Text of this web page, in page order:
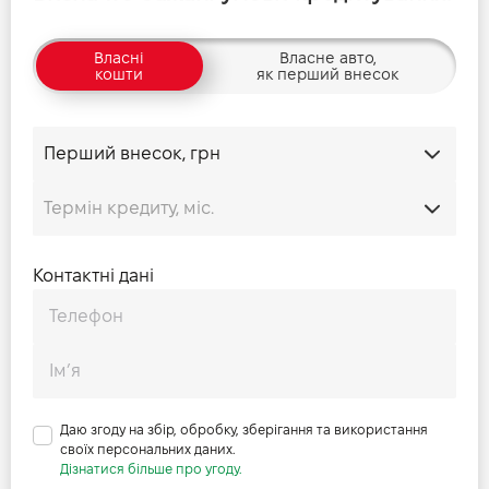
Власні
кошти
Власне авто,
як перший внесок
Контактні дані
Даю згоду на збір, обробку, зберігання та використання
своїх персональних даних.
Дізнатися більше про угоду.